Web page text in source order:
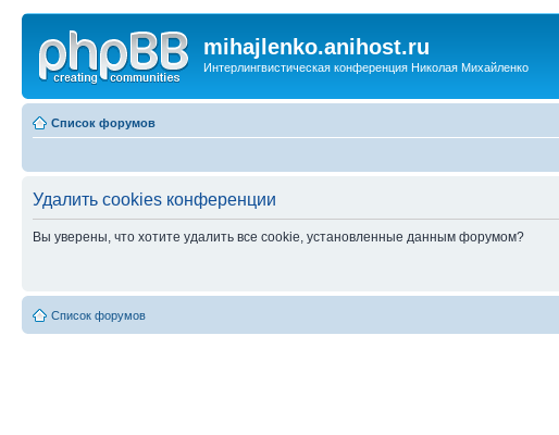
mihajlenko.anihost.ru
Интерлингвистическая конференция Николая Михайленко
Список форумов
Удалить cookies конференции
Вы уверены, что хотите удалить все cookie, установленные данным форумом?
Список форумов